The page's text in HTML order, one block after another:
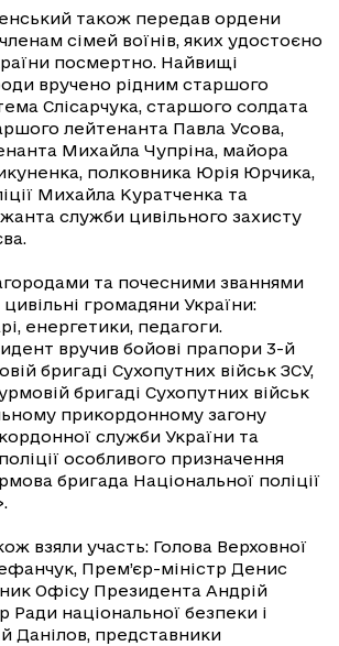
також передав ордени
сімей воїнів, яких удостоєно
посмертно. Найвищі
вручено рідним старшого
Слісарчука, старшого солдата
лейтенанта Павла Усова,
Михайла Чупріна, майора
полковника Юрія Юрчика,
Михайла Куратченка та
служби цивільного захисту
та почесними званнями
цивільні громадяни України:
енергетики, педагоги.
вручив бойові прапори 3-й
бригаді Сухопутних військ ЗСУ,
бригаді Сухопутних військ
прикордонному загону
служби України та
особливого призначення
бригада Національної поліції
взяли участь: Голова Верховної
Прем’єр-міністр Денис
Офісу Президента Андрій
Ради національної безпеки і
Данілов, представники